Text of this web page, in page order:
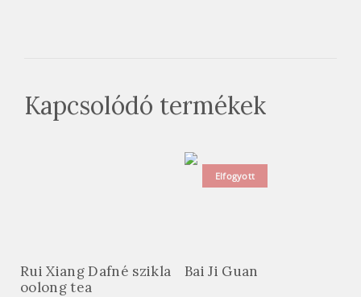
Kapcsolódó termékek
Rui Xiang Dafné szikla
oolong tea
Elfogyott
Bai Ji Guan